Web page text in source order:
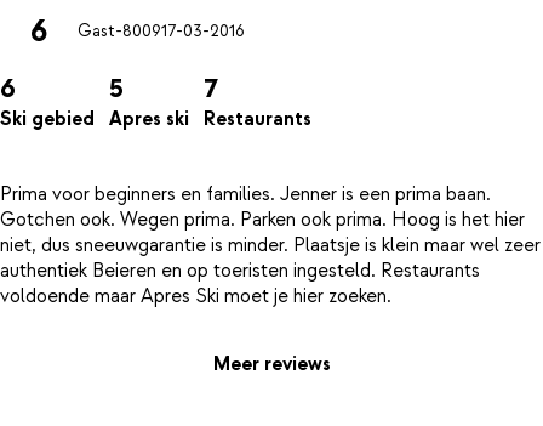
6 Gast-800917-03-2016
6
Ski gebied
5
Apres ski
7
Restaurants
Prima voor beginners en families. Jenner is een prima baan.
Gotchen ook. Wegen prima. Parken ook prima. Hoog is het hier
niet, dus sneeuwgarantie is minder. Plaatsje is klein maar wel zeer
authentiek Beieren en op toeristen ingesteld. Restaurants
Meer reviews